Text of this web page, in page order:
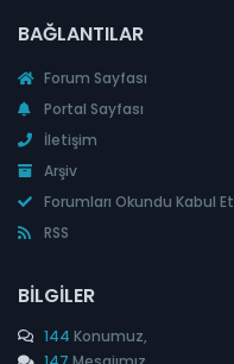
BAĞLANTILAR
Forum Sayfası
Portal Sayfası
İletişim
Arşiv
Forumları Okundu Kabul Et
RSS
BILGILER
144 Konumuz,